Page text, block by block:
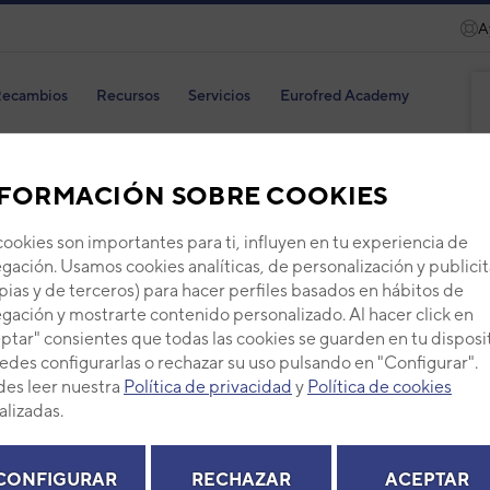
SOBRE COOKIES
son importantes para ti, influyen en tu experiencia de
Usamos cookies analíticas, de personalización y
y de terceros) para hacer perfiles basados en hábitos de
y mostrarte contenido personalizado. Al hacer click en
consientes que todas las cookies se guarden en tu
configurarlas o rechazar su uso pulsando en "Configurar".
leer nuestra Política de privacidad y Política de cookies
RECHAZAR ACEPTAR
Recursos Servicios Eurofred Academy
Código:
Ref.
+ Ver